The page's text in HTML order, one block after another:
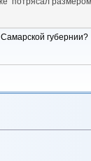
губернии?